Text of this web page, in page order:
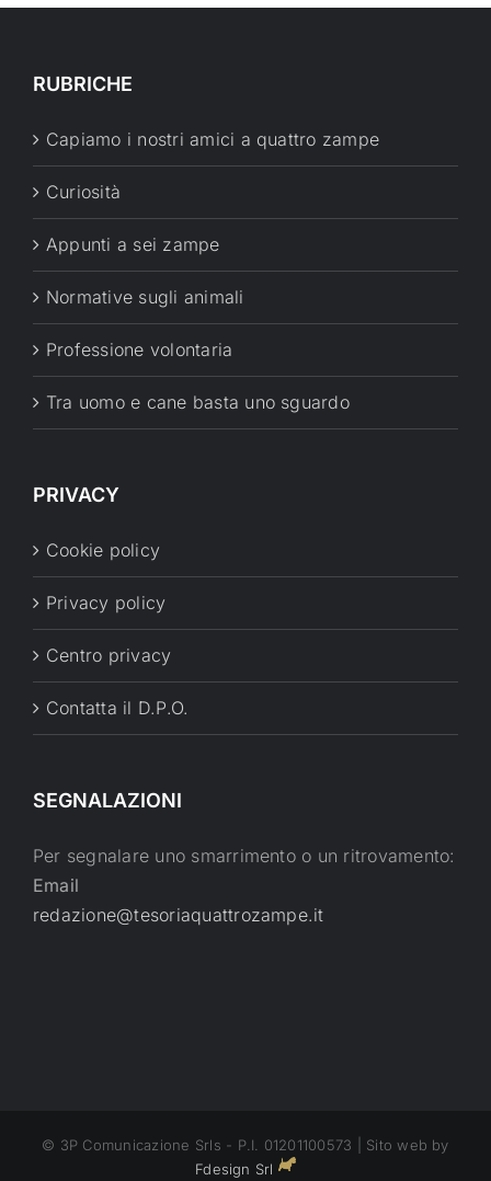
RUBRICHE
Capiamo i nostri amici a quattro zampe
Curiosità
Appunti a sei zampe
Normative sugli animali
Professione volontaria
Tra uomo e cane basta uno sguardo
PRIVACY
Cookie policy
Privacy policy
Centro privacy
Contatta il D.P.O.
SEGNALAZIONI
Per segnalare uno smarrimento o un ritrovamento:
Email
redazione@tesoriaquattrozampe.it
© 3P Comunicazione Srls - P.I. 01201100573 | Sito web by
Fdesign Srl